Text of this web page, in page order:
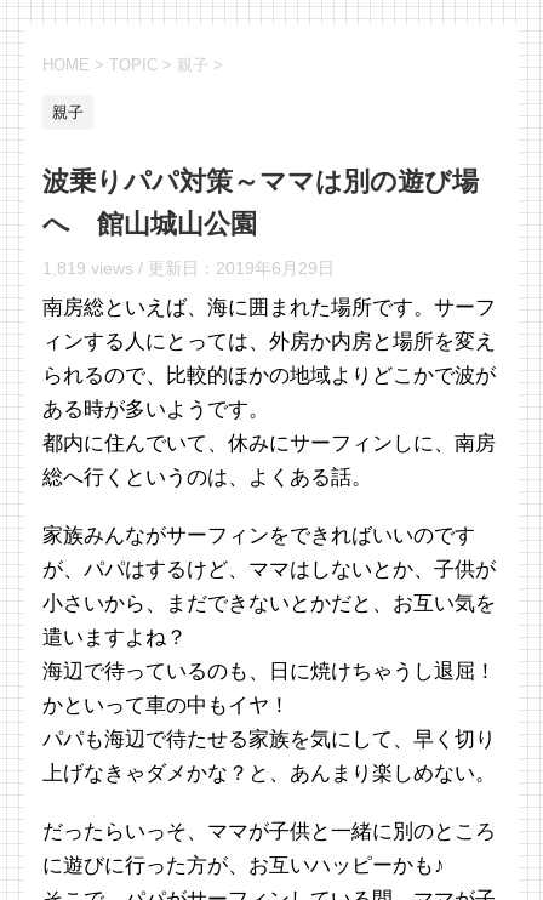
HOME > TOPIC > 親子 >
親子
波乗りパパ対策～ママは別の遊び場
へ 館山城山公園
1,819 views / 更新日： 2019年6月29日
南房総といえば、海に囲まれた場所です。サーフ
ィンする人にとっては、外房か内房と場所を変え
られるので、比較的ほかの地域よりどこかで波が
ある時が多いようです。
都内に住んでいて、休みにサーフィンしに、南房
総へ行くというのは、よくある話。
家族みんながサーフィンをできればいいのです
が、パパはするけど、ママはしないとか、子供が
小さいから、まだできないとかだと、お互い気を
遣いますよね？
海辺で待っているのも、日に焼けちゃうし退屈！
かといって車の中もイヤ！
パパも海辺で待たせる家族を気にして、早く切り
上げなきゃダメかな？と、あんまり楽しめない。
だったらいっそ、ママが子供と一緒に別のところ
に遊びに行った方が、お互いハッピーかも♪